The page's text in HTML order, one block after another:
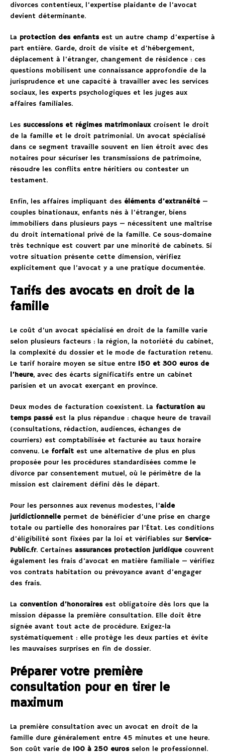
divorces contentieux, l’expertise plaidante de l’avocat
devient déterminante.
La protection des enfantsest un autre champ d’expertise à
part entière. Garde, droit de visite et d’hébergement,
déplacement à l’étranger, changement de résidence : ces
questions mobilisent une connaissance approfondie de la
jurisprudence et une capacité à travailler avec les services
sociaux, les experts psychologiques et les juges aux
affaires familiales.
Les successions et régimes matrimoniauxcroisent le droit
de la famille et le droit patrimonial. Un avocat spécialisé
dans ce segment travaille souvent en lien étroit avec des
notaires pour sécuriser les transmissions de patrimoine,
résoudre les conflits entre héritiers ou contester un
testament.
Enfin, les affaires impliquant des éléments d’extranéité—
couples binationaux, enfants nés à l’étranger, biens
immobiliers dans plusieurs pays — nécessitent une maîtrise
du droit international privé de la famille. Ce sous-domaine
très technique est couvert par une minorité de cabinets. Si
votre situation présente cette dimension, vérifiez
explicitement que l’avocat y a une pratique documentée.
Tarifs des avocats en droit de la
famille
Le coût d’un avocat spécialisé en droit de la famille varie
selon plusieurs facteurs : la région, la notoriété du cabinet,
la complexité du dossier et le mode de facturation retenu.
Le tarif horaire moyen se situe entre 150 et 300 euros de
l’heure, avec des écarts significatifs entre un cabinet
parisien et un avocat exerçant en province.
Deux modes de facturation coexistent. La facturation au
temps passéest la plus répandue : chaque heure de travail
(consultations, rédaction, audiences, échanges de
courriers) est comptabilisée et facturée au taux horaire
convenu. Le forfait est une alternative de plus en plus
proposée pour les procédures standardisées comme le
divorce par consentement mutuel, où le périmètre de la
mission est clairement défini dès le départ.
Pour les personnes aux revenus modestes, l’aide
juridictionnellepermet de bénéficier d’une prise en charge
totale ou partielle des honoraires par l’État. Les conditions
d’éligibilité sont fixées par la loi et vérifiables sur Service-
Public.fr. Certaines assurances protection juridiquecouvrent
également les frais d’avocat en matière familiale — vérifiez
vos contrats habitation ou prévoyance avant d’engager
des frais.
La convention d’honorairesest obligatoire dès lors que la
mission dépasse la première consultation. Elle doit être
signée avant tout acte de procédure. Exigez-la
systématiquement : elle protège les deux parties et évite
les mauvaises surprises en fin de dossier.
Préparer votre première
consultation pour en tirer le
maximum
La première consultation avec un avocat en droit de la
famille dure généralement entre 45 minutes et une heure.
Son coût varie de 100 à 250 eurosselon le professionnel.